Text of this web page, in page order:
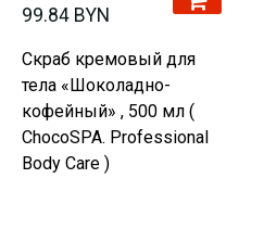
99.84 BYN
Скраб кремовый для
тела «Шоколадно-
кофейный» , 500 мл (
ChocoSPA. Professional
Body Care )